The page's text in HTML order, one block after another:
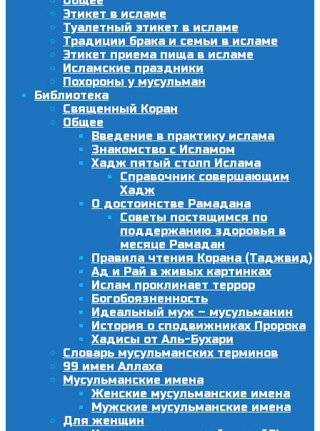
Этикет в исламе
Туалетный этикет в исламе
Традиции брака и семьи в исламе
Этикет приема пища в исламе
Исламские праздники
Похороны у мусульман
Библиотека
Священный Коран
Общее
Введение в практику ислама
Знакомство с Исламом
Хадж пятый столп Ислама
Справочник совершающим
Хадж
О достоинстве Рамадана
Советы постящимся по
поддержанию здоровья в
месяце Рамадан
Правила чтения Корана (Таджвид)
Ад и Рай в живых картинках
Ислам проклинает террор
Богобоязненность
Идеальный муж – мусульманин
История о сподвижниках Пророка
Хадисы от Аль-Бухари
Словарь мусульманских терминов
99 имен Аллаха
Мусульманские имена
Женские мусульманские имена
Мужские мусульманские имена
Для женщин